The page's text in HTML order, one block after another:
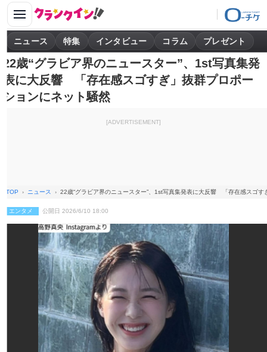
ニュース 特集 インタビュー コラム プレゼント
22歳“グラビア界のニュースター”、1st写真集発
表に大反響 「存在感スゴすぎ」抜群プロポー
ションにネット騒然
[ADVERTISEMENT]
TOP ニュース 22歳“グラビア界のニュースター”、1st写真集発表に大反響 「存在感スゴす
エンタメ 公開日 2026/6/10 18:00